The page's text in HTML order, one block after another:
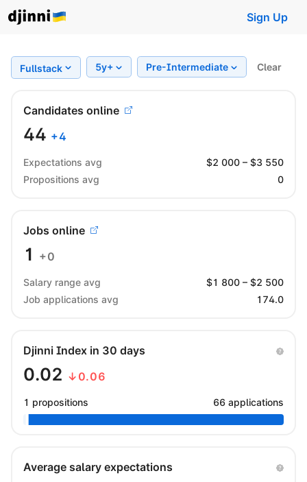
Sign Up
Fullstack 5y+ Pre-Intermediate Region
Clear
Candidates online
44 +4
Expectations avg $2 000 – $3 550
Propositions avg
0
Jobs online
1 +0
Salary range avg $1 800 – $2 500
Job applications avg
174.0
Djinni Index in 30 days
0.02 ↓0.06
1 propositions 66 applications
Average salary expectations